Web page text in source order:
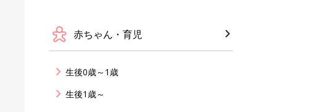
赤ちゃん・育児
生後0歳～1歳
生後1歳～